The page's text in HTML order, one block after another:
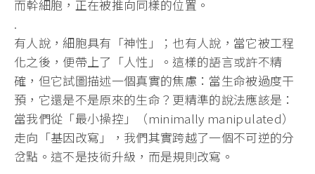
而幹細胞，正在被推向同樣的位置。
.
有人說，細胞具有「神性」；也有人說，當它被工程
化之後，便帶上了「人性」。這樣的語言或許不精
確，但它試圖描述一個真實的焦慮：當生命被過度干
預，它還是不是原來的生命？更精準的說法應該是：
當我們從「最小操控」（minimally manipulated）
走向「基因改寫」，我們其實跨越了一個不可逆的分
岔點。這不是技術升級，而是規則改寫。